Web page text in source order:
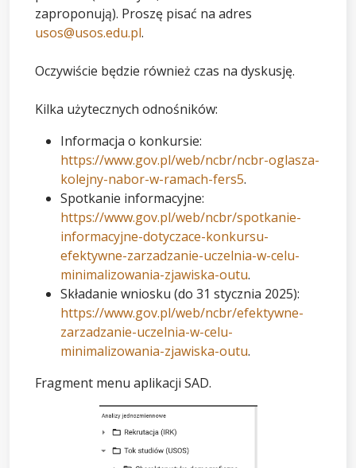
zaproponują). Proszę pisać na adres
usos@usos.edu.pl.
Oczywiście będzie również czas na dyskusję.
Kilka użytecznych odnośników:
Informacja o konkursie:
https://www.gov.pl/web/ncbr/ncbr-oglasza-
kolejny-nabor-w-ramach-fers5.
Spotkanie informacyjne:
https://www.gov.pl/web/ncbr/spotkanie-
informacyjne-dotyczace-konkursu-
efektywne-zarzadzanie-uczelnia-w-celu-
minimalizowania-zjawiska-outu.
Składanie wniosku (do 31 stycznia 2025):
https://www.gov.pl/web/ncbr/efektywne-
zarzadzanie-uczelnia-w-celu-
minimalizowania-zjawiska-outu.
Fragment menu aplikacji SAD.